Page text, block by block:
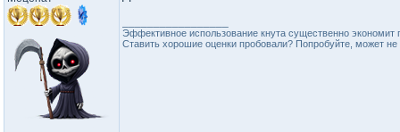
Эффективное использование кнута существенно экономит
Ставить хорошие оценки пробовали? Попробуйте, может